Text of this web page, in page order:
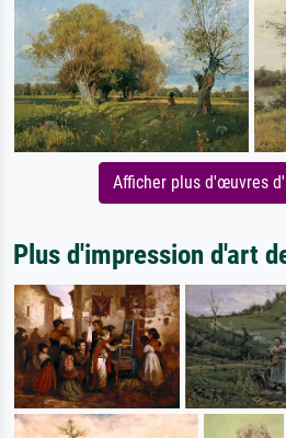
Afficher plus d'œuvres
Plus d'impression d'art